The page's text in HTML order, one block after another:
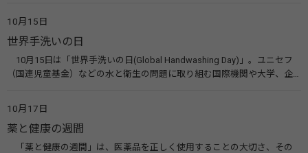
す。 関連リンク 世界メンタルヘルスデー（厚生労働省） 働く人のメンタ
ルヘルス・ポータルサイト「こころの耳」（厚生労働省）
10月15日
世界手洗いの日
10月15日は「世界手洗いの日(Global Handwashing Day)」。ユニセフ
（国連児童基金）などの水と衛生の問題に取り組む国際機関や大学、企
10月17日
薬と健康の週間
「薬と健康の週間」は、医薬品を正しく使用することの大切さ、その